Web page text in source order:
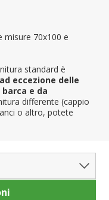
misure 70x100 e
standard è
ad eccezione delle
e da
differente (cappio
o altro, potete